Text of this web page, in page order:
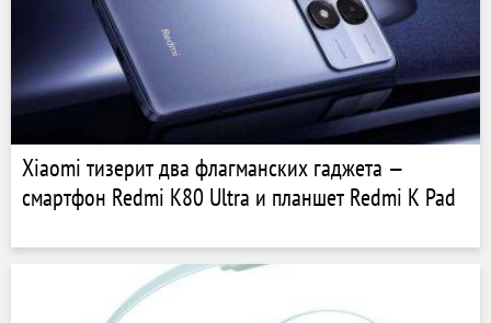
Xiaomi тизерит два флагманских гаджета —
смартфон Redmi K80 Ultra и планшет Redmi K Pad